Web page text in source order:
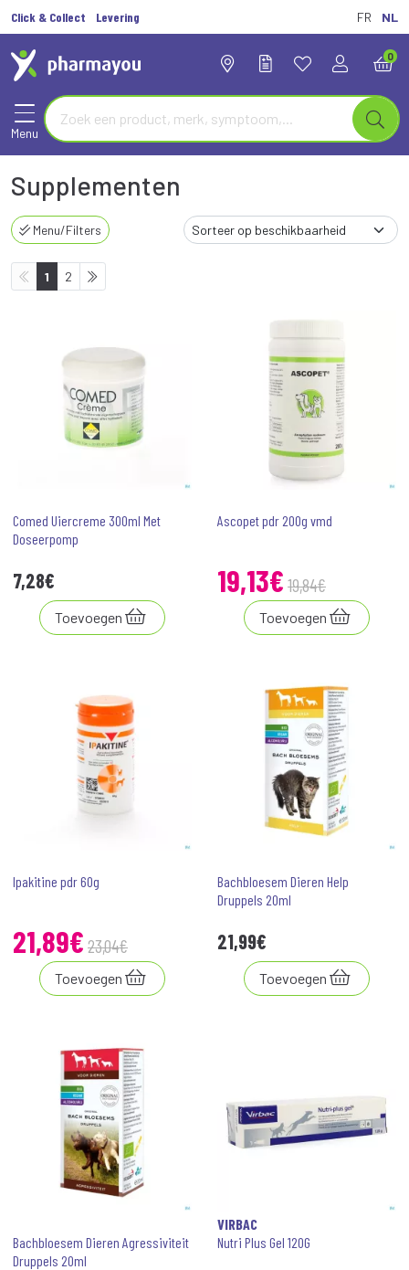
Click & Collect Levering FR NL
0
Menu
Supplementen
Menu/Filters
1 2
Comed Uiercreme 300ml Met
Doseerpomp
7,28€
Toevoegen
Ascopet pdr 200g vmd
19,13€ 19,84€
Toevoegen
Ipakitine pdr 60g
21,89€ 23,04€
Toevoegen
Bachbloesem Dieren Help
Druppels 20ml
21,99€
Toevoegen
Bachbloesem Dieren Agressiviteit
Druppels 20ml
VIRBAC
Nutri Plus Gel 120G